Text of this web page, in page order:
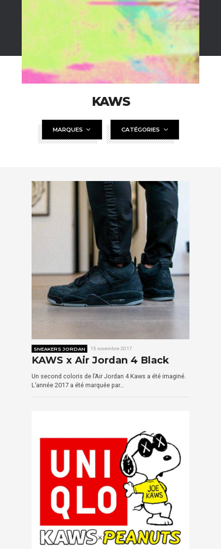
KAWS
MARQUES CATÉGORIES
SNEAKERS JORDAN 15 novembre 2017
KAWS x Air Jordan 4 Black
Un second coloris de l’Air Jordan 4 Kaws a été imaginé.
L’année 2017 a été marquée par…